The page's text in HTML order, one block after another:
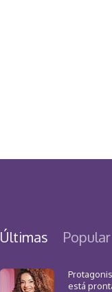
Últimas Popular
está